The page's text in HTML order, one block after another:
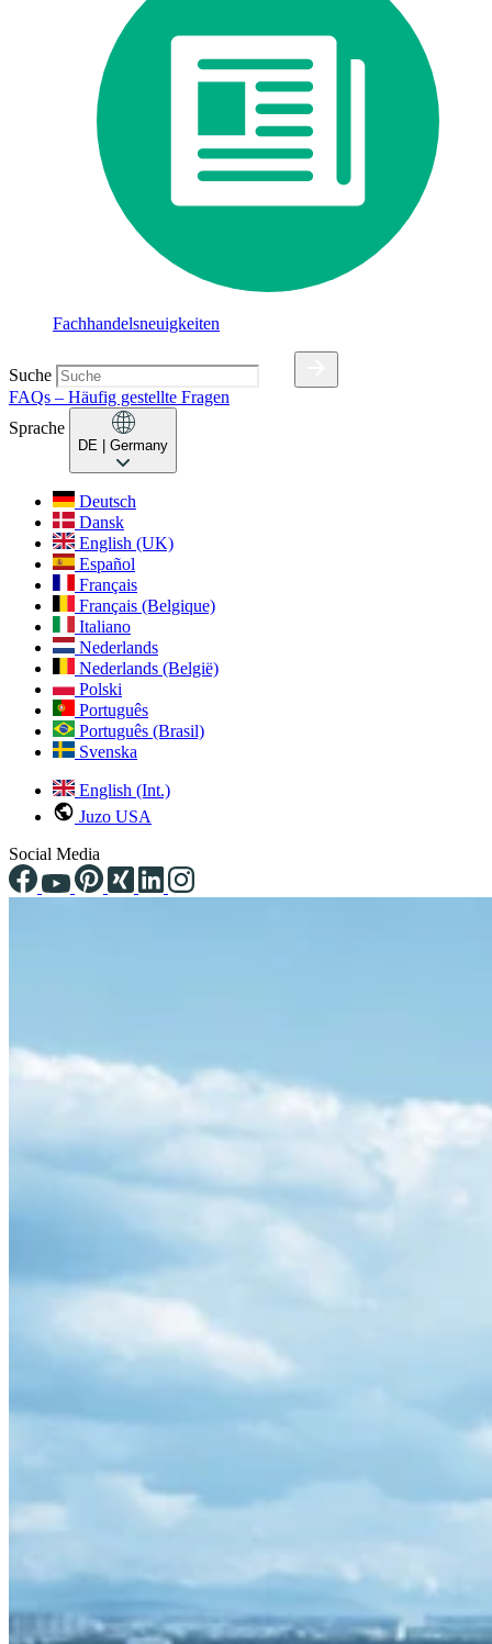
Fachhandelsneuigkeiten
Suche
FAQs – Häufig gestellte Fragen
Sprache
DE | Germany
Deutsch
Dansk
English (UK)
Español
Français
Français (Belgique)
Italiano
Nederlands
Nederlands (België)
Polski
Português
Português (Brasil)
Svenska
English (Int.)
Juzo USA
Social Media